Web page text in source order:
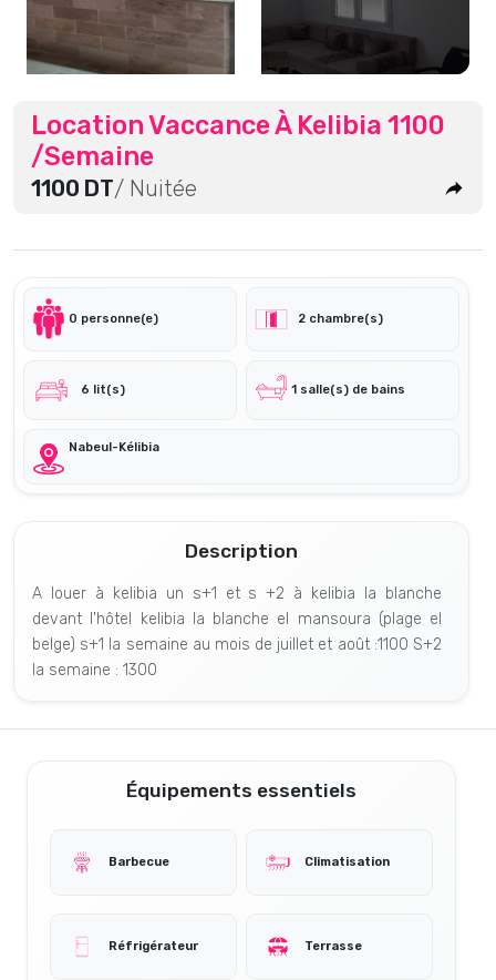
Location Vaccance À Kelibia 1100
/semaine
1100 DT/ Nuitée
0 personne(e) 2 chambre(s)
6 lit(s) 1 salle(s) de bains
Nabeul-Kélibia
Description
A louer à kelibia un s+1 et s +2 à kelibia la blanche
devant l'hôtel kelibia la blanche el mansoura (plage el
belge) s+1 la semaine au mois de juillet et août :1100 S+2
la semaine : 1300
Équipements essentiels
Barbecue Climatisation
Réfrigérateur Terrasse